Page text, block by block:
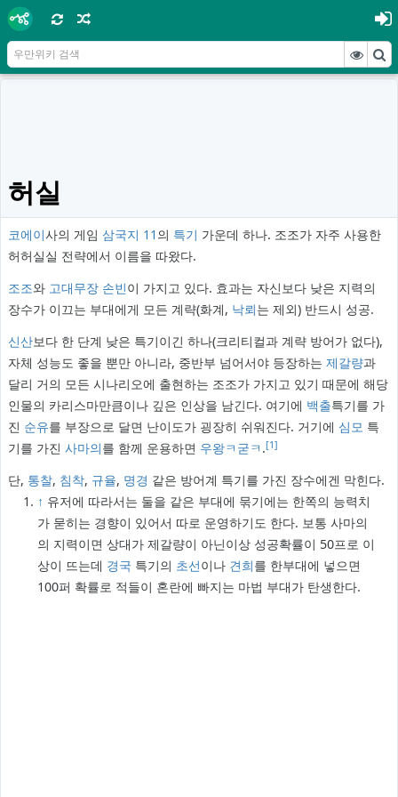
허실
코에이사의 게임 삼국지 11 의 특기 가운데 하나. 조조가 자주 사용한
허허실실 전략에서 이름을 따왔다.
조조와 고대무장 손빈이 가지고 있다. 효과는 자신보다 낮은 지력의
장수가 이끄는 부대에게 모든 계략(화계, 낙뢰는 제외) 반드시 성공.
신산보다 한 단계 낮은 특기이긴 하나(크리티컬과 계략 방어가 없다),
자체 성능도 좋을 뿐만 아니라, 중반부 넘어서야 등장하는 제갈량과
달리 거의 모든 시나리오에 출현하는 조조가 가지고 있기 때문에 해당
인물의 카리스마만큼이나 깊은 인상을 남긴다. 여기에 백출특기를 가
진 순유를 부장으로 달면 난이도가 굉장히 쉬워진다. 거기에 심모 특
기를 가진 사마의를 함께 운용하면 우왕ㅋ굳ㅋ .[1]
단, 통찰, 침착, 규율, 명경 같은 방어계 특기를 가진 장수에겐 막힌다.
↑ 유저에 따라서는 둘을 같은 부대에 묶기에는 한쪽의 능력치
가 묻히는 경향이 있어서 따로 운영하기도 한다. 보통 사마의
의 지력이면 상대가 제갈량이 아닌이상 성공확률이 50프로 이
상이 뜨는데 경국 특기의 초선이나 견희를 한부대에 넣으면
100퍼 확률로 적들이 혼란에 빠지는 마법 부대가 탄생한다.